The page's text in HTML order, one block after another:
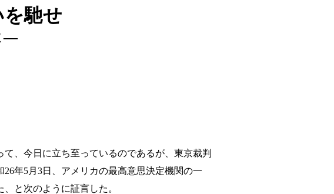
を馳せ
―
、今日に立ち至っているのであるが、東京裁判
年5月3日、アメリカの最高意思決定機関の一
と次のように証言した。